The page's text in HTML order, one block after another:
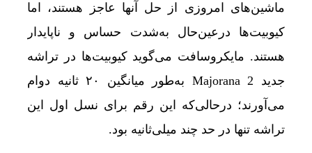
ماشین‌های امروزی از حل آنها عاجز هستند، اما
کیوبیت‌ها درعین‌حال به‌شدت حساس و ناپایدار
هستند. مایکروسافت می‌گوید کیوبیت‌ها در تراشه
جدید Majorana 2 به‌طور میانگین ۲۰ ثانیه دوام
می‌آورند؛ درحالی‌که این رقم برای نسل اول این
تراشه تنها در حد چند میلی‌ثانیه بود.